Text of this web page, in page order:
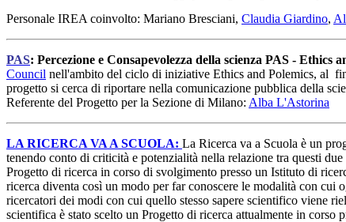
Personale IREA coinvolto: Mariano Bresciani, Claudia Giardino,
PAS: Percezione e Consapevolezza della scienza PAS - Ethics
Council nell'ambito del ciclo di iniziative Ethics and Polemics, al
progetto si cerca di riportare nella comunicazione pubblica della
Referente del Progetto per la Sezione di Milano: Alba L'Astorina
LA RICERCA VA A SCUOLA: La Ricerca va a Scuola è un
tenendo conto di criticità e potenzialità nella relazione tra questi
Progetto di ricerca in corso di svolgimento presso un Istituto di
ricerca diventa così un modo per far conoscere le modalità con cui
ricercatori dei modi con cui quello stesso sapere scientifico viene
scientifica è stato scelto un Progetto di ricerca attualmente in